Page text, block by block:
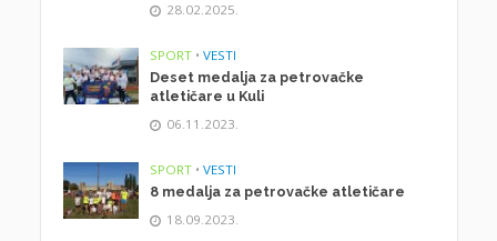
28.02.2025.
SPORT • VESTI
Deset medalja za petrovačke
atletičare u Kuli
06.11.2023.
SPORT • VESTI
8 medalja za petrovačke atletičare
18.09.2023.